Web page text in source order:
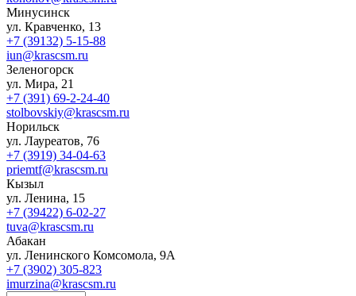
Минусинск
ул. Кравченко, 13
+7 (39132) 5-15-88
iun@krascsm.ru
Зеленогорск
ул. Мира, 21
+7 (391) 69-2-24-40
stolbovskiy@krascsm.ru
Норильск
ул. Лауреатов, 76
+7 (3919) 34-04-63
priemtf@krascsm.ru
Кызыл
ул. Ленина, 15
+7 (39422) 6-02-27
tuva@krascsm.ru
Абакан
ул. Ленинского Комсомола, 9А
+7 (3902) 305-823
imurzina@krascsm.ru